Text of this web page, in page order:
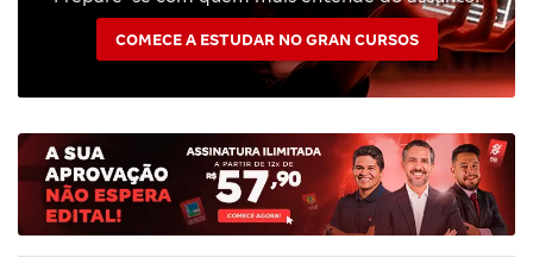
COMECE A ESTUDAR NO GRAN CURSOS